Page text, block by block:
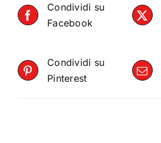
Condividi su
Facebook
Condividi su
Pinterest